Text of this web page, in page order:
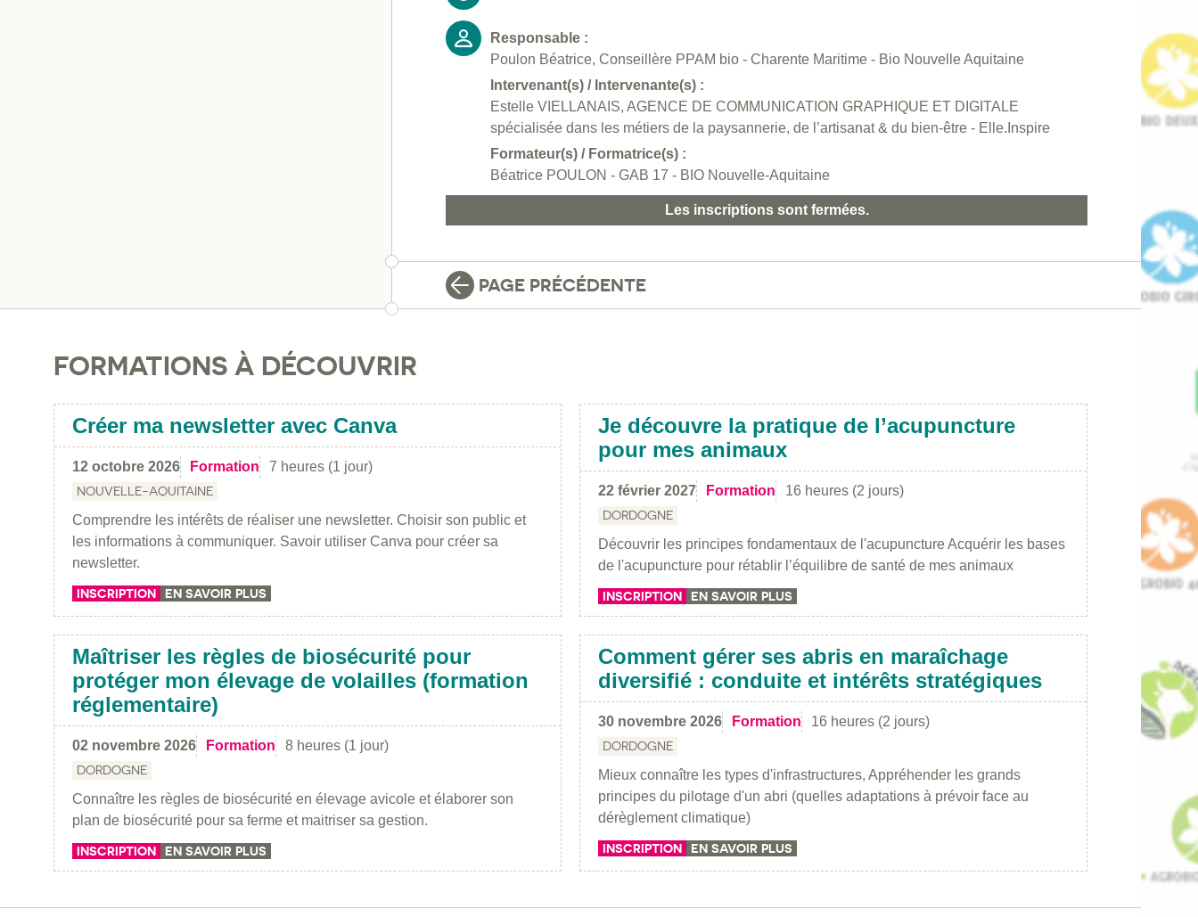
Responsable :
Poulon Béatrice, Conseillère PPAM bio - Charente Maritime - Bio Nouvelle Aquitaine
Intervenant(s) / Intervenante(s) :
Estelle VIELLANAIS, AGENCE DE COMMUNICATION GRAPHIQUE ET DIGITALE
spécialisée dans les métiers de la paysannerie, de l’artisanat & du bien-être - Elle.Inspire
Formateur(s) / Formatrice(s) :
Béatrice POULON - GAB 17 - BIO Nouvelle-Aquitaine
Les inscriptions sont fermées.
PAGE PRÉCÉDENTE
FORMATIONS À DÉCOUVRIR
Créer ma newsletter avec Canva
12 octobre 2026 Formation 7 heures (1 jour)
NOUVELLE-AQUITAINE
Comprendre les intérêts de réaliser une newsletter. Choisir son public et
les informations à communiquer. Savoir utiliser Canva pour créer sa
newsletter.
INSCRIPTION EN SAVOIR PLUS
Je découvre la pratique de l’acupuncture
pour mes animaux
22 février 2027 Formation 16 heures (2 jours)
DORDOGNE
Découvrir les principes fondamentaux de l'acupuncture Acquérir les bases
de l'acupuncture pour rétablir l’équilibre de santé de mes animaux
INSCRIPTION EN SAVOIR PLUS
Maîtriser les règles de biosécurité pour
protéger mon élevage de volailles (formation
réglementaire)
02 novembre 2026 Formation 8 heures (1 jour)
DORDOGNE
Connaître les règles de biosécurité en élevage avicole et élaborer son
plan de biosécurité pour sa ferme et maitriser sa gestion.
INSCRIPTION EN SAVOIR PLUS
Comment gérer ses abris en maraîchage
diversifié : conduite et intérêts stratégiques
30 novembre 2026 Formation 16 heures (2 jours)
DORDOGNE
Mieux connaître les types d'infrastructures, Appréhender les grands
principes du pilotage d'un abri (quelles adaptations à prévoir face au
dérèglement climatique)
INSCRIPTION EN SAVOIR PLUS